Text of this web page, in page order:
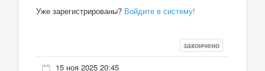
Уже зарегистрированы? Войдите в систему!
закончено
15 ноя 2025 20:45